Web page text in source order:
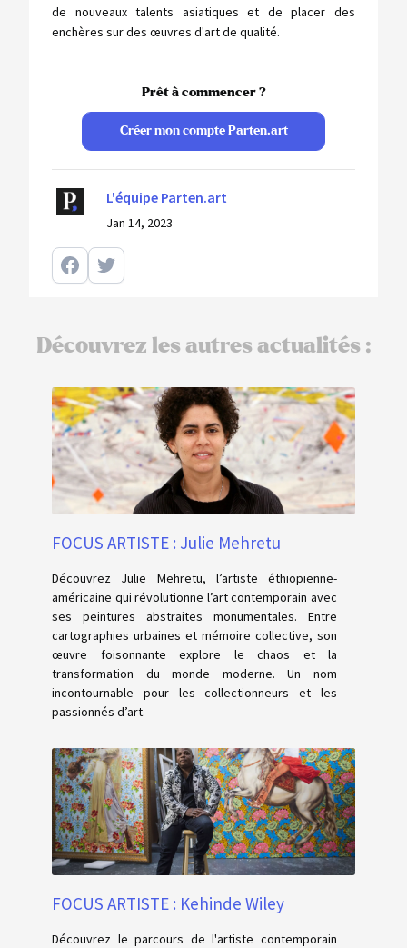
de nouveaux talents asiatiques et de placer des
enchères sur des œuvres d'art de qualité.
Prêt à commencer ?
Créer mon compte Parten.art
L'équipe Parten.art
Jan 14, 2023
Découvrez les autres actualités :
FOCUS ARTISTE : Julie Mehretu
Découvrez Julie Mehretu, l’artiste éthiopienne-
américaine qui révolutionne l’art contemporain avec
ses peintures abstraites monumentales. Entre
cartographies urbaines et mémoire collective, son
œuvre foisonnante explore le chaos et la
transformation du monde moderne. Un nom
incontournable pour les collectionneurs et les
passionnés d’art.
FOCUS ARTISTE : Kehinde Wiley
Découvrez le parcours de l'artiste contemporain